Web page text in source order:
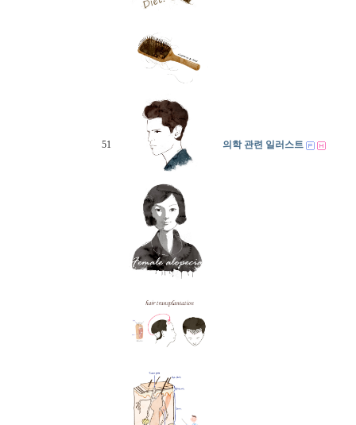
51 의학 관련 일러스트